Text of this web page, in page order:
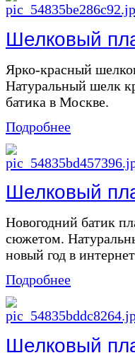
Шелковый
Ярко-красный
Натуральный шелк
батика в Москве.
Подробнее
Шелковый
Новогодний батик
сюжетом.
новый год в
Подробнее
Шелковый